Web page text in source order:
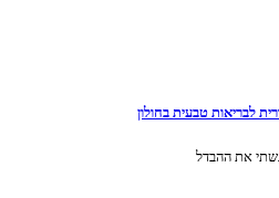
לבריאות טבעית בחולון
את ההבדל